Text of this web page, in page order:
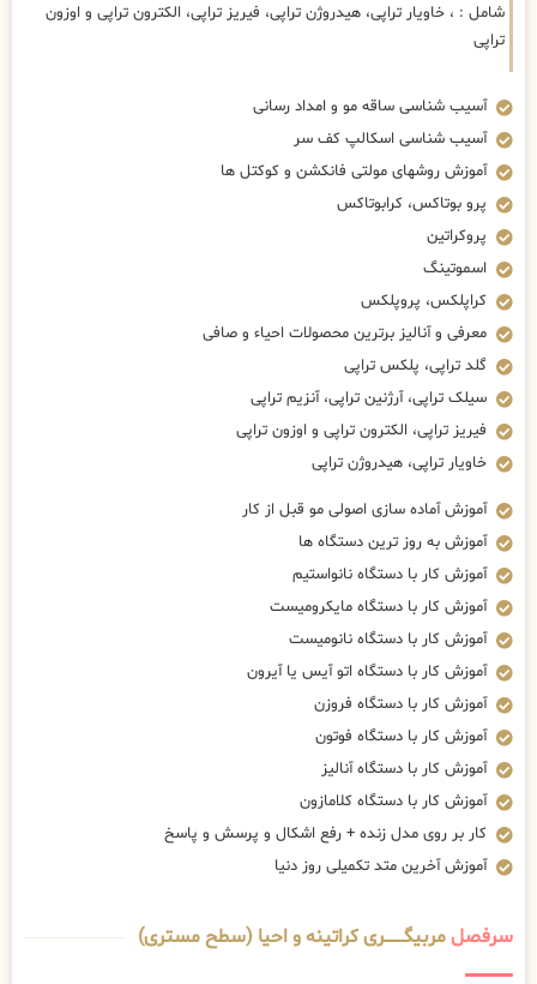
شامل : ، خاویار تراپی، هیدروژن تراپی، فیریز تراپی، الکترون تراپی و اوزون
تراپی
آسیب شناسی ساقه مو و امداد رسانی
آسیب شناسی اسکالپ کف سر
آموزش روشهای مولتی فانکشن و کوکتل ها
پرو بوتاکس، کرابوتاکس
پروکراتین
اسموتینگ
کراپلکس، پروپلکس
معرفی و آنالیز برترین محصولات احیاء و صافی
گلد تراپی، پلکس تراپی
سیلک تراپی، آرژنین تراپی، آنزیم تراپی
فیریز تراپی، الکترون تراپی و اوزون تراپی
خاویار تراپی، هیدروژن تراپی
آموزش آماده سازی اصولی مو قبل از کار
آموزش به روز ترین دستگاه ها
آموزش کار با دستگاه نانواستیم
آموزش کار با دستگاه مایکرومیست
آموزش کار با دستگاه نانومیست
آموزش کار با دستگاه اتو آیس یا آیرون
آموزش کار با دستگاه فروزن
آموزش کار با دستگاه فوتون
آموزش کار با دستگاه آنالیز
آموزش کار با دستگاه کلامازون
کار بر روی مدل زنده + رفع اشکال و پرسش و پاسخ
آموزش آخرین متد تکمیلی روز دنیا
سرفصلمربیگــــــــری کراتینه و احیا (سطح مستری)